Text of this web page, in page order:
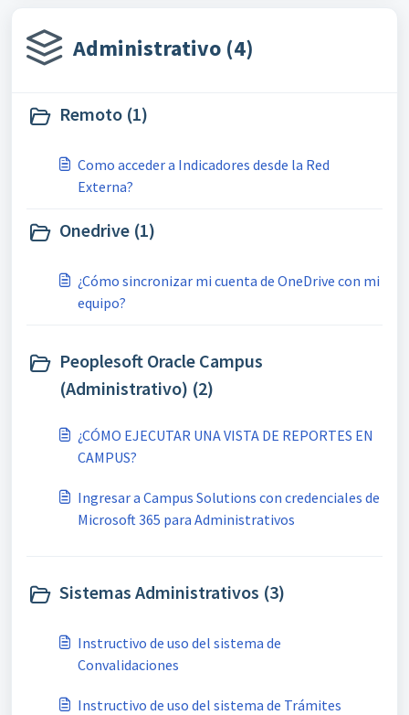
Administrativo (4)
Remoto (1)
Como acceder a Indicadores desde la Red
Externa?
Onedrive (1)
¿Cómo sincronizar mi cuenta de OneDrive con mi
equipo?
Peoplesoft Oracle Campus
(Administrativo) (2)
¿CÓMO EJECUTAR UNA VISTA DE REPORTES EN
CAMPUS?
Ingresar a Campus Solutions con credenciales de
Microsoft 365 para Administrativos
Sistemas Administrativos (3)
Instructivo de uso del sistema de
Convalidaciones
Instructivo de uso del sistema de Trámites